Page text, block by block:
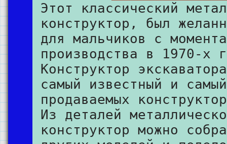
Этот классический
конструктор, был
для мальчиков с
производства в 1970-
Конструктор
самый известный и
продаваемых
Из деталей
конструктор можно